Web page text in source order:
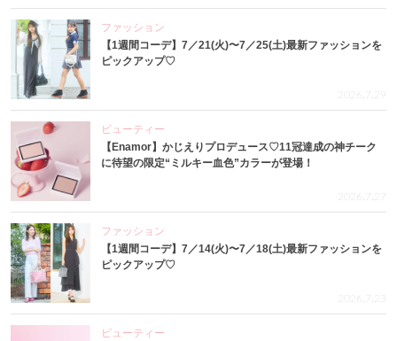
ファッション
【1週間コーデ】7／21(火)〜7／25(土)最新ファッションを
ピックアップ♡
2026.7.29
ビューティー
【Enamor】かじえりプロデュース♡11冠達成の神チーク
に待望の限定“ミルキー血色”カラーが登場！
2026.7.27
ファッション
【1週間コーデ】7／14(火)〜7／18(土)最新ファッションを
ピックアップ♡
2026.7.23
ビューティー